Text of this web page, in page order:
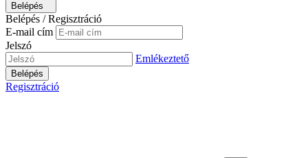
Belépés
Belépés / Regisztráció
E-mail cím
Jelszó
Emlékeztető
Belépés
Regisztráció